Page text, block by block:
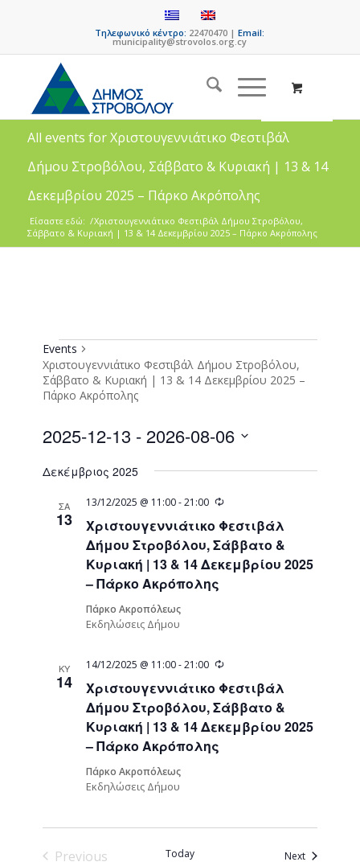
Τηλεφωνικό κέντρο: 22470470 |Email:
municipality@strovolos.org.cy
All events for Χριστουγεννιάτικο Φεστιβάλ
Δήμου Στροβόλου, Σάββατο & Κυριακή | 13 & 14
Δεκεμβρίου 2025 – Πάρκο Ακρόπολης
Είσαστε εδώ: /Χριστουγεννιάτικο Φεστιβάλ Δήμου Στροβόλου,
Σάββατο & Κυριακή | 13 & 14 Δεκεμβρίου 2025 – Πάρκο Ακρόπολης
Events
Χριστουγεννιάτικο Φεστιβάλ Δήμου Στροβόλου,
Σάββατο & Κυριακή | 13 & 14 Δεκεμβρίου 2025 –
Πάρκο Ακρόπολης
2025-12-13 - 2026-08-06
date.
Δεκέμβριος 2025
ΣΑ
13
Χριστουγεννιάτικο Φεστιβάλ
Δήμου Στροβόλου, Σάββατο &
Κυριακή | 13 & 14 Δεκεμβρίου 2025
– Πάρκο Ακρόπολης
13/12/2025 @ 11:00-21:00 Recurring
Πάρκο Ακροπόλεως
Εκδηλώσεις Δήμου
ΚΥ
14
Χριστουγεννιάτικο Φεστιβάλ
Δήμου Στροβόλου, Σάββατο &
Κυριακή | 13 & 14 Δεκεμβρίου 2025
– Πάρκο Ακρόπολης
14/12/2025 @ 11:00-21:00 Recurring
Πάρκο Ακροπόλεως
Εκδηλώσεις Δήμου
Previous
Today NextEvents